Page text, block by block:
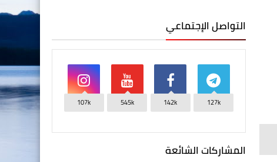
التواصل الإجتماعي
127k
142k
545k
107k
المشاركات الشائعة